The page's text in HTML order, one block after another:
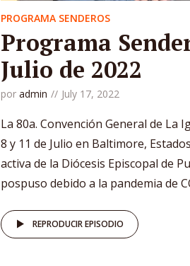
PROGRAMA SENDEROS
Programa
Julio de 2022
por admin July 17, 2022
La 80a. Convención General de La
8 y 11 de Julio en Baltimore,
activa de la Diócesis Episcopal de
pospuso debido a la pandemia de
REPRODUCIR EPISODIO